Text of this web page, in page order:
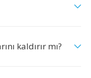
kaldırır mı?